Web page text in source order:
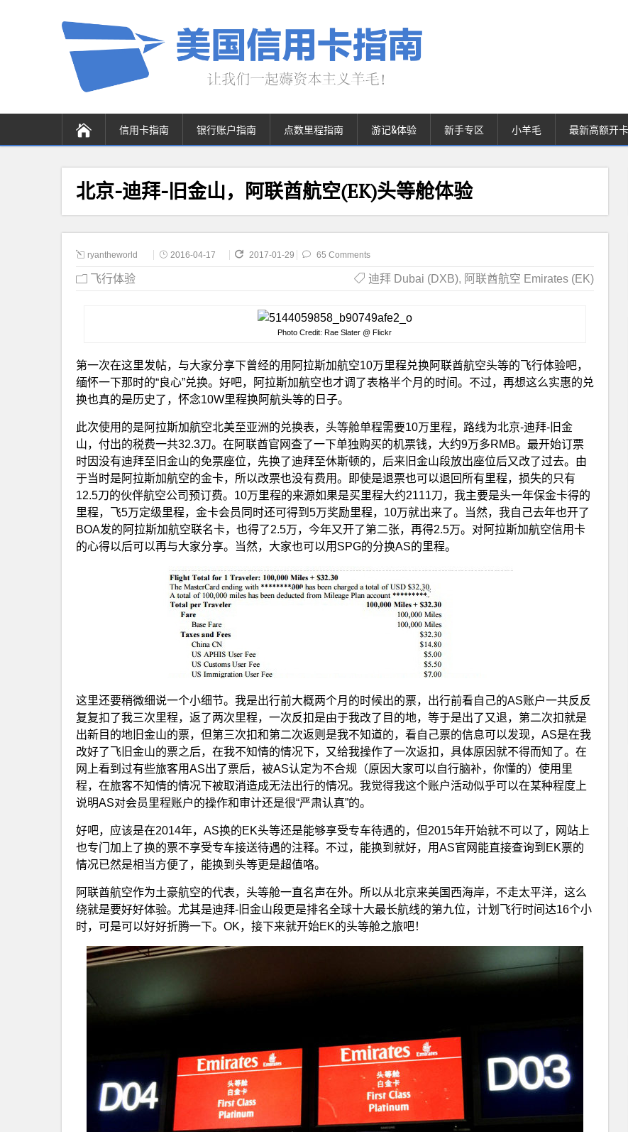
信用卡指南 银行账户指南 点数里程指南 游记&体验 新手专区 小羊毛 最新高额开
北京-迪拜-旧金山，阿联酋航空(EK)头等舱体验
ryantheworld 2016-04-17 2017-01-29 65 Comments
飞行体验 迪拜 Dubai (DXB), 阿联酋航空 Emirates (EK)
Photo Credit: Rae Slater @ Flickr
第一次在这里发帖，与大家分享下曾经的用阿拉斯加航空10万里程兑换阿联酋航空头等的飞行体验吧，
缅怀一下那时的“良心”兑换。好吧，阿拉斯加航空也才调了表格半个月的时间。不过，再想这么实惠的兑
换也真的是历史了，怀念10W里程换阿航头等的日子。
此次使用的是阿拉斯加航空北美至亚洲的兑换表，头等舱单程需要10万里程，路线为北京-迪拜-旧金
山，付出的税费一共32.3刀。在阿联酋官网查了一下单独购买的机票钱，大约9万多RMB。最开始订票
时因没有迪拜至旧金山的免票座位，先换了迪拜至休斯顿的，后来旧金山段放出座位后又改了过去。由
于当时是阿拉斯加航空的金卡，所以改票也没有费用。即使是退票也可以退回所有里程，损失的只有
12.5刀的伙伴航空公司预订费。10万里程的来源如果是买里程大约2111刀，我主要是头一年保金卡得的
里程，飞5万定级里程，金卡会员同时还可得到5万奖励里程，10万就出来了。当然，我自己去年也开了
BOA发的阿拉斯加航空联名卡，也得了2.5万，今年又开了第二张，再得2.5万。对阿拉斯加航空信用卡
的心得以后可以再与大家分享。当然，大家也可以用SPG的分换AS的里程。
这里还要稍微细说一个小细节。我是出行前大概两个月的时候出的票，出行前看自己的AS账户一共反反
复复扣了我三次里程，返了两次里程，一次反扣是由于我改了目的地，等于是出了又退，第二次扣就是
出新目的地旧金山的票，但第三次扣和第二次返则是我不知道的，看自己票的信息可以发现，AS是在我
改好了飞旧金山的票之后，在我不知情的情况下，又给我操作了一次返扣，具体原因就不得而知了。在
网上看到过有些旅客用AS出了票后，被AS认定为不合规（原因大家可以自行脑补，你懂的）使用里
程，在旅客不知情的情况下被取消造成无法出行的情况。我觉得我这个账户活动似乎可以在某种程度上
说明AS对会员里程账户的操作和审计还是很“严肃认真”的。
好吧，应该是在2014年，AS换的EK头等还是能够享受专车待遇的，但2015年开始就不可以了，网站上
也专门加上了换的票不享受专车接送待遇的注释。不过，能换到就好，用AS官网能直接查询到EK票的
情况已然是相当方便了，能换到头等更是超值咯。
阿联酋航空作为土豪航空的代表，头等舱一直名声在外。所以从北京来美国西海岸，不走太平洋，这么
绕就是要好好体验。尤其是迪拜-旧金山段更是排名全球十大最长航线的第九位，计划飞行时间达16个小
时，可是可以好好折腾一下。OK，接下来就开始EK的头等舱之旅吧！